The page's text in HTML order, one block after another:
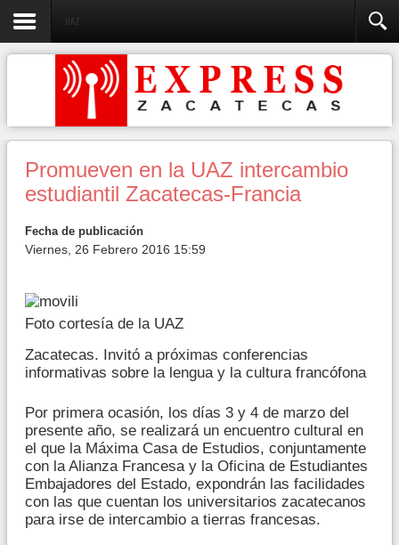
UAZ
Promueven en la UAZ intercambio
estudiantil Zacatecas-Francia
Fecha de publicación
Viernes, 26 Febrero 2016 15:59
Foto cortesía de la UAZ
Zacatecas. Invitó a próximas conferencias
informativas sobre la lengua y la cultura francófona
Por primera ocasión, los días 3 y 4 de marzo del
presente año, se realizará un encuentro cultural en
el que la Máxima Casa de Estudios, conjuntamente
con la Alianza Francesa y la Oficina de Estudiantes
Embajadores del Estado, expondrán las facilidades
con las que cuentan los universitarios zacatecanos
para irse de intercambio a tierras francesas.